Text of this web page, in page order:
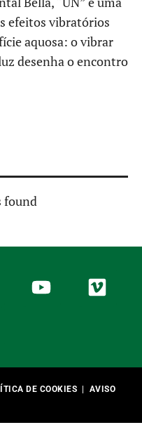
efeitos vibratórios
aquosa: o vibrar
desenha o encontro
found
DE COOKIES
AVISO